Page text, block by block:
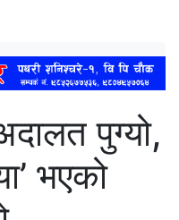
पुग्यो,
भएको